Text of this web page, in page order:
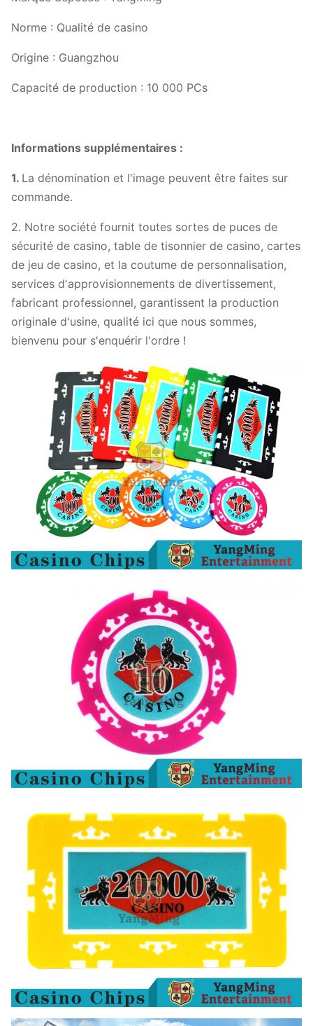
Norme : Qualité de casino
Origine : Guangzhou
Capacité de production : 10 000 PCs
Informations supplémentaires :
1. La dénomination et l'image peuvent être faites sur
commande.
2. Notre société fournit toutes sortes de puces de
sécurité de casino, table de tisonnier de casino, cartes
de jeu de casino, et la coutume de personnalisation,
services d'approvisionnements de divertissement,
fabricant professionnel, garantissent la production
originale d'usine, qualité ici que nous sommes,
bienvenu pour s'enquérir l'ordre !